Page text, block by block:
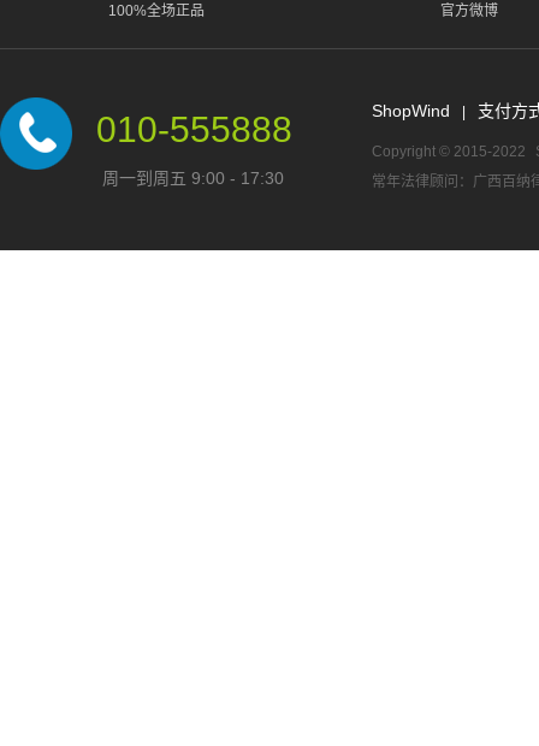
100%全场正品
官方微博
010-555888
周一到周五 9:00 - 17:30
ShopWind 支付方
Copyright © 2015-2022
常年法律顾问：广西百纳